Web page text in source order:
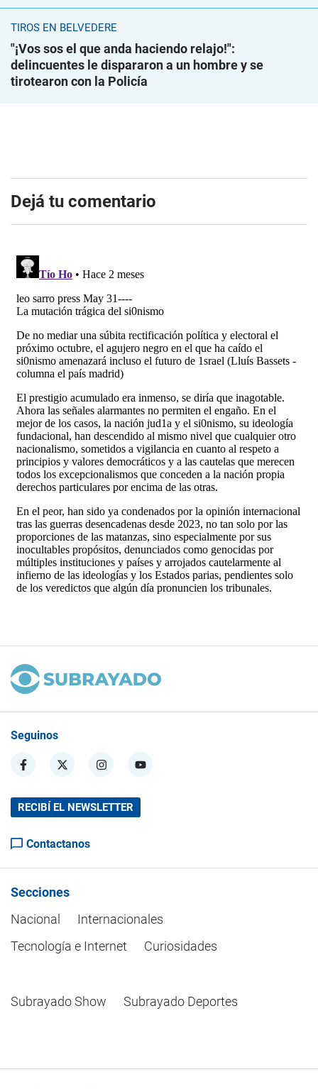
TIROS EN BELVEDERE
"¡Vos sos el que anda haciendo relajo!":
delincuentes le dispararon a un hombre y se
tirotearon con la Policía
Dejá tu comentario
Seguinos
RECIBÍ EL NEWSLETTER
Contactanos
Secciones
Nacional
Internacionales
Tecnología e Internet
Curiosidades
Subrayado Show Subrayado Deportes